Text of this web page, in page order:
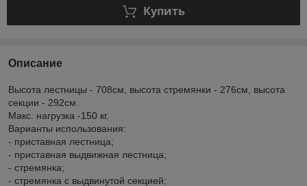
Купить
Описание
Высота лестницы - 708см, высота стремянки - 276см, высота
секции - 292см.
Макс. нагрузка -150 кг.
Варианты использования:
- приставная лестница;
- приставная выдвижная лестница;
- стремянка;
- стремянка с выдвинутой секцией;